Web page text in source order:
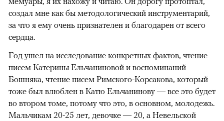
создал мне как бы методологический инструментарий,
за что я ему очень признателен и благодарен от всего
сердца.
Год ушел на исследование конкретных фактов, чтение
писем Катерины Ельчаниновой и воспоминаний
Бошняка, чтение писем Римского-Корсакова, который
тоже был влюблен в Катю Ельчанинову — все это будет
во втором томе, потому что это, в основном, молодежь.
Мальчикам 20-25 лет, девочке — 20, а Невельской